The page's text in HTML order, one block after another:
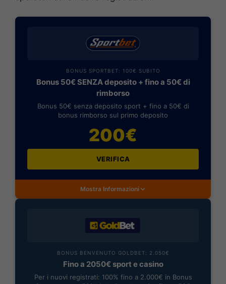
BONUS SPORTBET: 100€ SUBITO
Bonus 50€ SENZA deposito + fino a 50€ di
rimborso
Bonus 50€ senza deposito sport + fino a 50€ di
bonus rimborso sul primo deposito
200€
VERIFICA
Mostra Informazioni
BONUS BENVENUTO GOLDBET: 2.050€
Fino a 2050€ sport e casino
Per i nuovi registrati: 100% fino a 2.000€ in Bonus